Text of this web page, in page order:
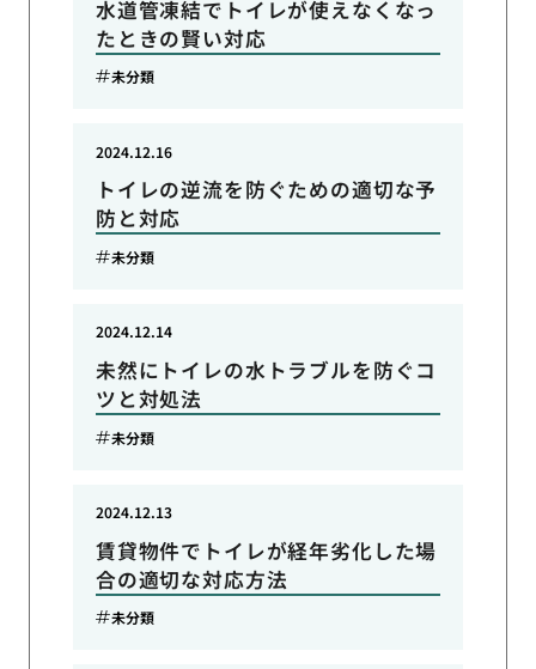
水道管凍結でトイレが使えなくなっ
たときの賢い対応
未分類
トイレの逆流を防ぐための適切な予
防と対応
2024.12.16
未分類
未然にトイレの水トラブルを防ぐコ
ツと対処法
2024.12.14
未分類
賃貸物件でトイレが経年劣化した場
合の適切な対応方法
2024.12.13
未分類